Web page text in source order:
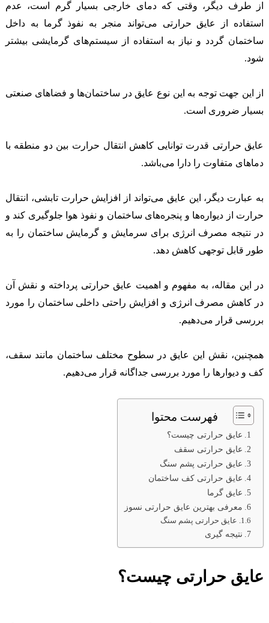
از طرف دیگر، وقتی که دمای خارجی بسیار گرم است، عدم
استفاده از عایق حرارتی می‌تواند منجر به نفوذ گرما به داخل
ساختمان گردد و نیاز به استفاده از سیستم‌های گرمایشی بیشتر
شود.
از این جهت توجه به این نوع عایق در ساختمان‌ها و فضاهای صنعتی
بسیار ضروری است.
عایق حرارتی قدرت توانایی کاهش انتقال حرارت بین دو منطقه با
دماهای متفاوت را دارا می‌باشد.
به عبارت دیگر، این عایق می‌تواند از افزایش حرارت تابشی، انتقال
حرارت از دیواره‌ها و پنجره‌های ساختمان و نفوذ هوا جلوگیری کند و
در نتیجه مصرف انرژی برای سرمایش و گرمایش ساختمان را به
طور قابل توجهی کاهش دهد.
در این مقاله، به مفهوم و اهمیت عایق حرارتی پرداخته و نقش آن
در کاهش مصرف انرژی و افزایش راحتی داخلی ساختمان را مورد
بررسی قرار می‌دهیم.
همچنین، نقش این عایق در سطوح مختلف ساختمان مانند سقف،
کف و دیوارها را مورد بررسی جداگانه قرار می‌دهیم.
فهرست محتوا
عايق حرارتی چیست؟
عایق حرارتی سقف
عایق حرارتی پشم سنگ
عایق حرارتی کف ساختمان
عایق گرما
معرفی بهترین عایق حرارتی نسوز
عایق حرارتی پشم سنگ
نتیجه گیری
عايق حرارتی چیست؟